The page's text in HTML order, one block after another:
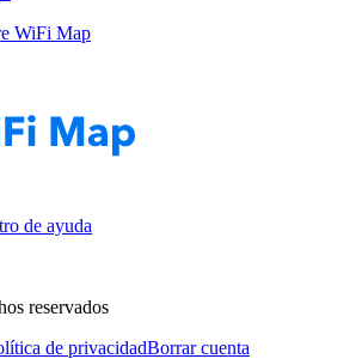
WiFi Map
de ayuda
reservados
de privacidadBorrar cuenta